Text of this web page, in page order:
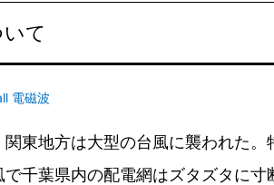
て
電磁波
関東地方は大型の台風に襲われた
千葉県内の配電網はズタズタに